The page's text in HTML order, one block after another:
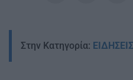
Στην Κατηγορία: ΕΙΔΗΣΕΙΣ